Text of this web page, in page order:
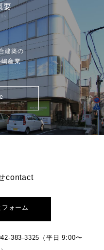
要
建築の
嶋産業
contact
フォーム
383-3325 （平日 9:00〜